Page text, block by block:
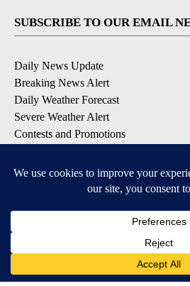
SUBSCRIBE TO OUR EMAIL
Daily News Update
Breaking News Alert
Daily Weather Forecast
Severe Weather Alert
Contests and Promotions